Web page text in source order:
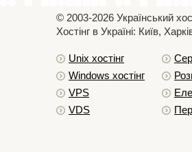
© 2003-2026 Український
Хостiнг в Україні: Київ,
Unix хостiнг
Windows хостiнг
VPS
VDS